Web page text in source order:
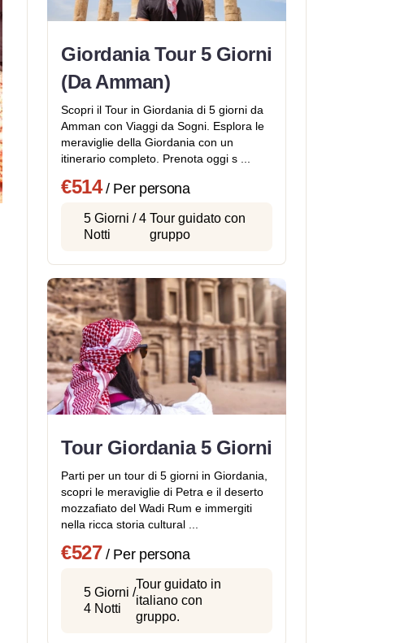
Giordania Tour 5 Giorni
(Da Amman)
Scopri il Tour in Giordania di 5 giorni da
Amman con Viaggi da Sogni. Esplora le
meraviglie della Giordania con un
itinerario completo. Prenota oggi s ...
€514/ Per persona
5 Giorni / 4
Notti
Tour guidato con
gruppo
Tour Giordania 5 Giorni
Parti per un tour di 5 giorni in Giordania,
scopri le meraviglie di Petra e il deserto
mozzafiato del Wadi Rum e immergiti
nella ricca storia cultural ...
€527 / Per persona
5 Giorni /
4 Notti
Tour guidato in
italiano con
gruppo.